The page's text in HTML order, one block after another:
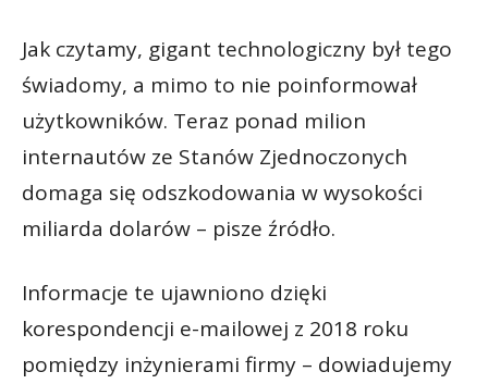
Jak czytamy, gigant technologiczny był tego
świadomy, a mimo to nie poinformował
użytkowników. Teraz ponad milion
internautów ze Stanów Zjednoczonych
domaga się odszkodowania w wysokości
miliarda dolarów – pisze źródło.
Informacje te ujawniono dzięki
korespondencji e-mailowej z 2018 roku
pomiędzy inżynierami firmy – dowiadujemy